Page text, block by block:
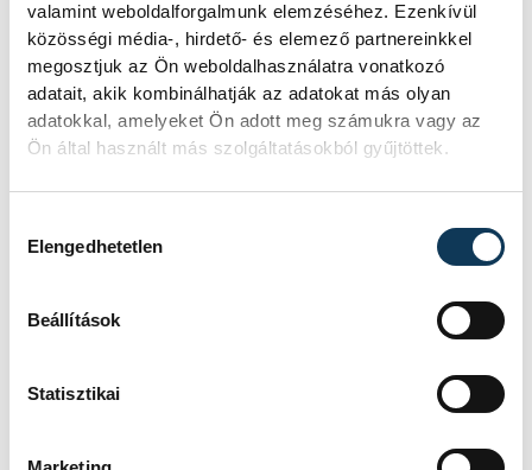
valamint weboldalforgalmunk elemzéséhez. Ezenkívül
közösségi média-, hirdető- és elemező partnereinkkel
megosztjuk az Ön weboldalhasználatra vonatkozó
adatait, akik kombinálhatják az adatokat más olyan
adatokkal, amelyeket Ön adott meg számukra vagy az
Ön által használt más szolgáltatásokból gyűjtöttek.
Elengedhetetlen
Beállítások
Statisztikai
Úgy tűnik, kellő nyitottsággal egyáltalán
nem furcsa és kínos, ha az ember egy
idegen kertjében üldögél és egy olyan
ember sütijét majszolja, akinek a nevét két
perce ismerte meg. Éppen ellenkezőleg:
csapat magyar, finn és észt, helyiek és más
Veronikánál előbbiek is megfordultak, igaz,